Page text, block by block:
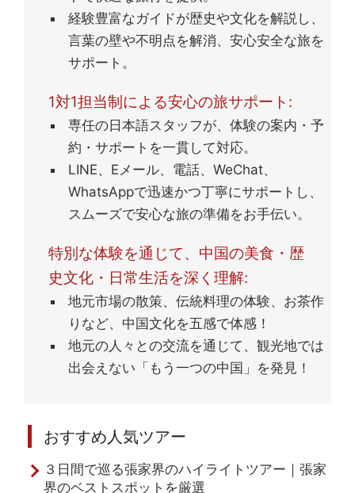
経験豊富なガイドが歴史や文化を解説し、
言葉の壁や不明点を解消、安心安全な旅を
サポート。
1対1担当制による安心の旅サポート:
専任の日本語スタッフが、体験の案内・予
約・サポートを一貫して対応。
LINE、Eメール、電話、WeChat、
WhatsAppで迅速かつ丁寧にサポートし、
スムーズで安心な旅の準備をお手伝い。
特別な体験を通じて、中国の美食・歴
史文化・日常生活を深く理解:
地元市場の散策、伝統料理の体験、お茶作
りなど、中国文化を五感で体感！
地元の人々との交流を通じて、観光地では
出会えない「もう一つの中国」を発見！
おすすめ人気ツアー
３日間で巡る張家界のハイライトツアー｜張家
界のベストスポットを厳選